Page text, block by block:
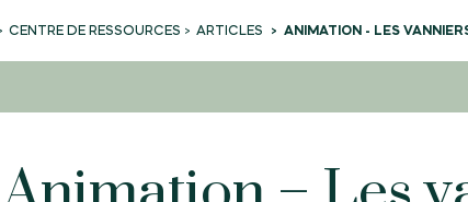
CENTRE DE RESSOURCES ARTICLES ANIMATION - LES